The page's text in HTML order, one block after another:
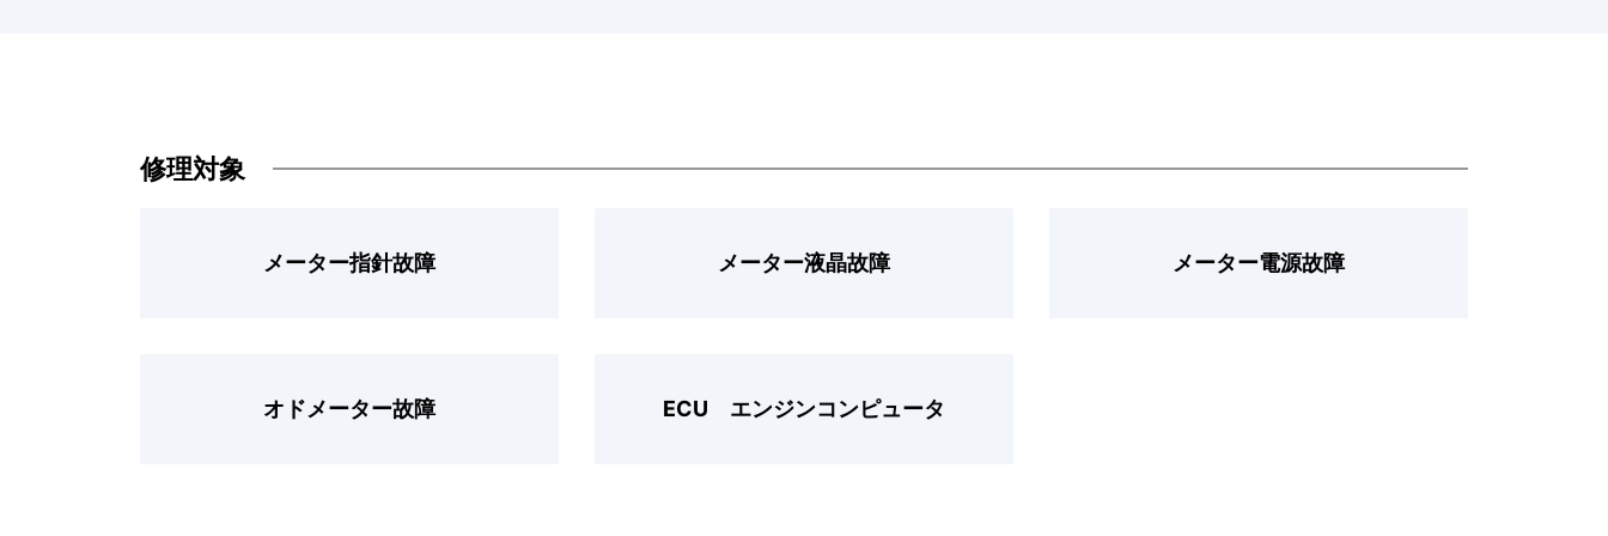
修理対象
メーター指針故障 メーター液晶故障 メーター電源故障
オドメーター故障 ECU エンジンコンピュータ